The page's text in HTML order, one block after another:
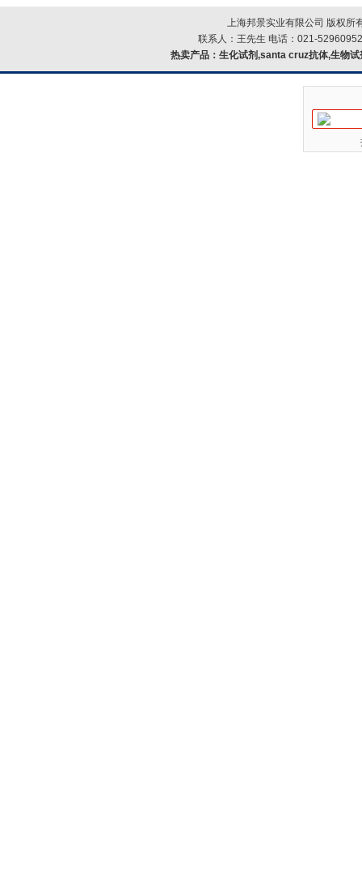
上海邦景实业有限公司 版权所
联系人：王先生 电话：021-
热卖产品： 生化试剂,santa cruz抗体,生物